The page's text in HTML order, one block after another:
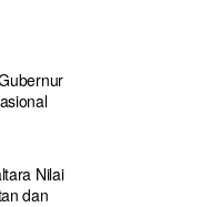
Nilai
dan